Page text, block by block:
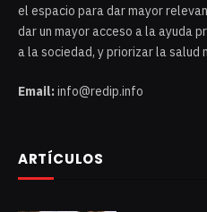
el espacio para dar mayor
dar un mayor acceso a la ayuda
a la sociedad, y priorizar la salud
Email:info@redip.info
ARTÍCULOS